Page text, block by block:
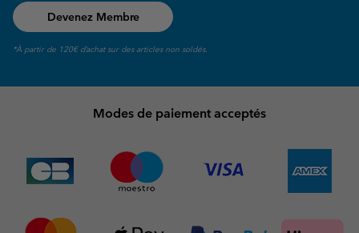
Devenez Membre
*À partir de 120€ d’achat sur des articles non soldés.
Modes de paiement acceptés